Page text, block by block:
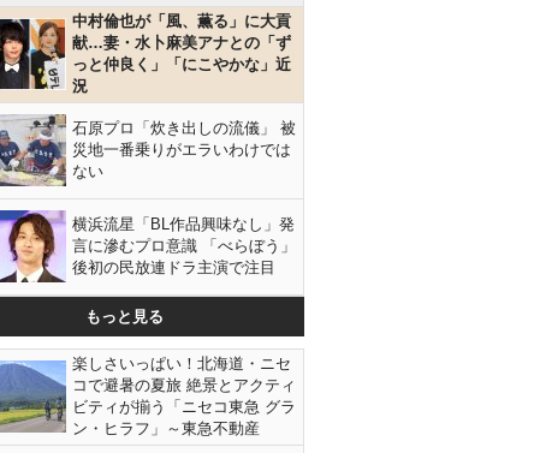
中村倫也が「風、薫る」に大貢
献…妻・水卜麻美アナとの「ず
っと仲良く」「にこやかな」近
況
石原プロ「炊き出しの流儀」 被
災地一番乗りがエラいわけでは
ない
横浜流星「BL作品興味なし」発
言に滲むプロ意識 「べらぼう」
後初の民放連ドラ主演で注目
もっと見る
楽しさいっぱい！北海道・ニセ
コで避暑の夏旅 絶景とアクティ
ビティが揃う「ニセコ東急 グラ
ン・ヒラフ」～東急不動産